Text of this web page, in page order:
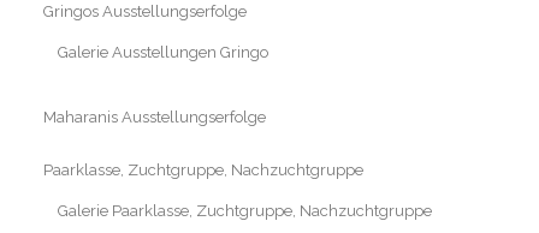
Gringos Ausstellungserfolge
Galerie Ausstellungen Gringo
Maharanis Ausstellungserfolge
Paarklasse, Zuchtgruppe, Nachzuchtgruppe
Galerie Paarklasse, Zuchtgruppe, Nachzuchtgruppe